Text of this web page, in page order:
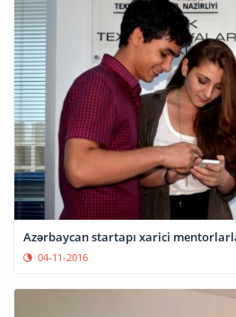
Azərbaycan startapı xarici
04-11-2016